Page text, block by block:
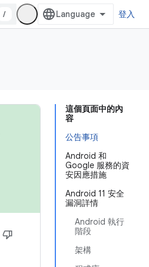
/ 登入
這個頁面中的內
容
公告事項
Android 和
Google 服務的資
安因應措施
Android 11 安全
漏洞詳情
Android 執行
階段
架構